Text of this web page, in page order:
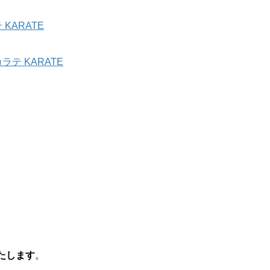
KARATE
テ KARATE
します。